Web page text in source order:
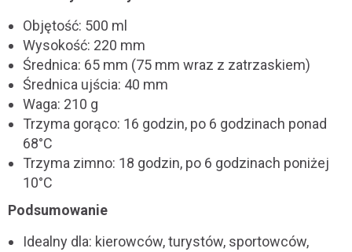
Objętość: 500 ml
Wysokość: 220 mm
Średnica: 65 mm (75 mm wraz z zatrzaskiem)
Średnica ujścia: 40 mm
Waga: 210 g
Trzyma gorąco: 16 godzin, po 6 godzinach ponad
68°C
Trzyma zimno: 18 godzin, po 6 godzinach poniżej
10°C
Podsumowanie
Idealny dla: kierowców, turystów, sportowców,